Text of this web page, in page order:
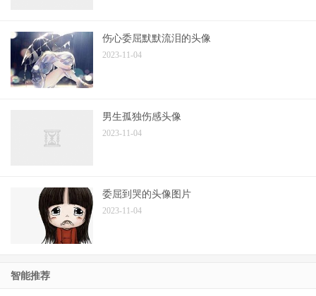
伤心委屈默默流泪的头像
2023-11-04
男生孤独伤感头像
2023-11-04
委屈到哭的头像图片
2023-11-04
智能推荐